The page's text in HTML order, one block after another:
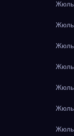
Жюль
Жюль
Жюль
Жюль
Жюль
Жюль
Жюль